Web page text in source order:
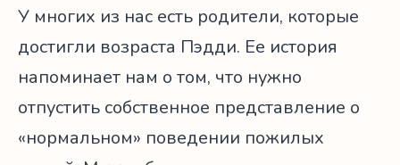
У многих из нас есть родители, которые
достигли возраста Пэдди. Ее история
напоминает нам о том, что нужно
отпустить собственное представление о
«нормальном» поведении пожилых